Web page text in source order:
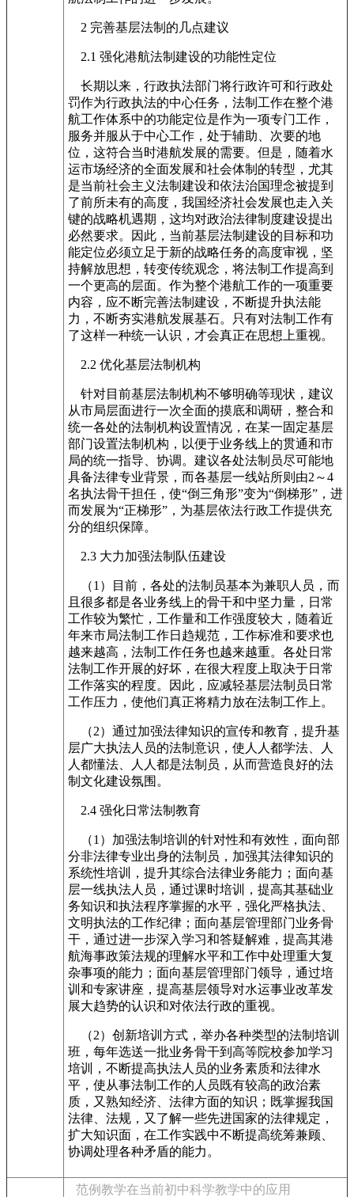
2 完善基层法制的几点建议
2.1 强化港航法制建设的功能性定位
长期以来，行政执法部门将行政许可和行政处
罚作为行政执法的中心任务，法制工作在整个港
航工作体系中的功能定位是作为一项专门工作，
服务并服从于中心工作，处于辅助、次要的地
位，这符合当时港航发展的需要。但是，随着水
运市场经济的全面发展和社会体制的转型，尤其
是当前社会主义法制建设和依法治国理念被提到
了前所未有的高度，我国经济社会发展也走入关
键的战略机遇期，这均对政治法律制度建设提出
必然要求。因此，当前基层法制建设的目标和功
能定位必须立足于新的战略任务的高度审视，坚
持解放思想，转变传统观念，将法制工作提高到
一个更高的层面。作为整个港航工作的一项重要
内容，应不断完善法制建设，不断提升执法能
力，不断夯实港航发展基石。只有对法制工作有
了这样一种统一认识，才会真正在思想上重视。
2.2 优化基层法制机构
针对目前基层法制机构不够明确等现状，建议
从市局层面进行一次全面的摸底和调研，整合和
统一各处的法制机构设置情况，在某一固定基层
部门设置法制机构，以便于业务线上的贯通和市
局的统一指导、协调。建议各处法制员尽可能地
具备法律专业背景，而各基层一线站所则由2～4
名执法骨干担任，使“倒三角形”变为“倒梯形”，进
而发展为“正梯形”，为基层依法行政工作提供充
分的组织保障。
2.3 大力加强法制队伍建设
（1）目前，各处的法制员基本为兼职人员，而
且很多都是各业务线上的骨干和中坚力量，日常
工作较为繁忙，工作量和工作强度较大，随着近
年来市局法制工作日趋规范，工作标准和要求也
越来越高，法制工作任务也越来越重。各处日常
法制工作开展的好坏，在很大程度上取决于日常
工作落实的程度。因此，应减轻基层法制员日常
工作压力，使他们真正将精力放在法制工作上。
（2）通过加强法律知识的宣传和教育，提升基
层广大执法人员的法制意识，使人人都学法、人
人都懂法、人人都是法制员，从而营造良好的法
制文化建设氛围。
2.4 强化日常法制教育
（1）加强法制培训的针对性和有效性，面向部
分非法律专业出身的法制员，加强其法律知识的
系统性培训，提升其综合法律业务能力；面向基
层一线执法人员，通过课时培训，提高其基础业
务知识和执法程序掌握的水平，强化严格执法、
文明执法的工作纪律；面向基层管理部门业务骨
干，通过进一步深入学习和答疑解难，提高其港
航海事政策法规的理解水平和工作中处理重大复
杂事项的能力；面向基层管理部门领导，通过培
训和专家讲座，提高基层领导对水运事业改革发
展大趋势的认识和对依法行政的重视。
（2）创新培训方式，举办各种类型的法制培训
班，每年选送一批业务骨干到高等院校参加学习
培训，不断提高执法人员的业务素质和法律水
平，使从事法制工作的人员既有较高的政治素
质，又熟知经济、法律方面的知识；既掌握我国
法律、法规，又了解一些先进国家的法律规定，
扩大知识面，在工作实践中不断提高统筹兼顾、
协调处理各种矛盾的能力。
范例教学在当前初中科学教学中的应用